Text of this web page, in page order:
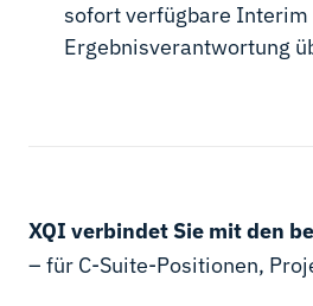
sofort verfügbare Interim
Ergebnisverantwortung
XQI verbindet Sie mit den
– für C-Suite-Positionen,